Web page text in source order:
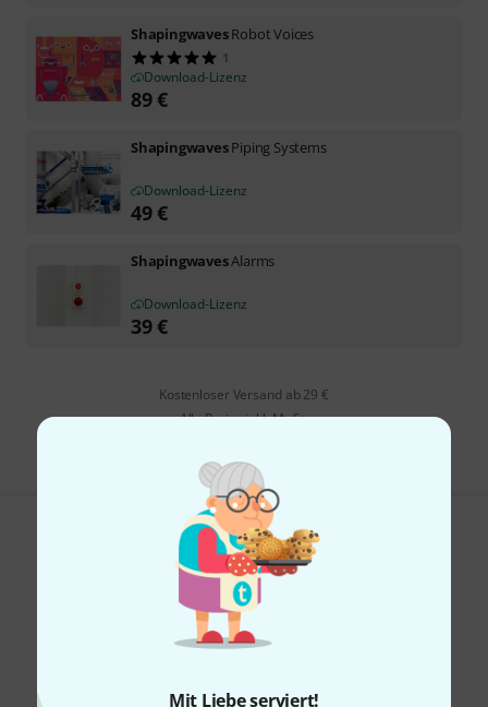
Mit Liebe serviert!
ShapingwavesRobot Voices
1
Download-Lizenz
89€
ShapingwavesPiping Systems
Download-Lizenz
49€
ShapingwavesAlarms
Download-Lizenz
39€
Kostenloser Versand ab 29 €
Alle Preise inkl. MwSt.
Gefällt Ihnen, was Sie sehen?
Hilfe & Feedback